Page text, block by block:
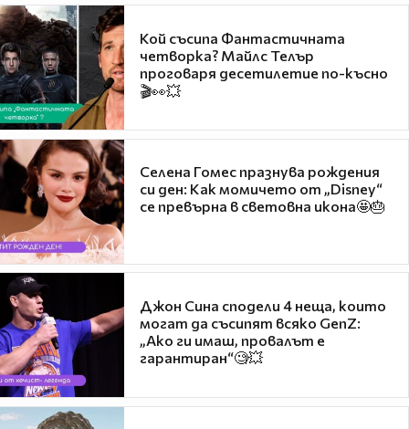
Кой съсипа Фантастичната
четворка? Майлс Телър
проговаря десетилетие по-късно
🎬👀💥
Селена Гомес празнува рождения
си ден: Как момичето от „Disney“
се превърна в световна икона🤩🎂
Джон Сина сподели 4 неща, които
могат да съсипят всяко GenZ:
„Ако ги имаш, провалът е
гарантиран“🧐💥